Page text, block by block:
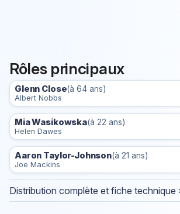
Rôles principaux
Glenn Close(à 64 ans)
Albert Nobbs
Mia Wasikowska(à 22 ans)
Helen Dawes
Aaron Taylor-Johnson(à 21 ans)
Joe Mackins
Distribution complète et fiche technique